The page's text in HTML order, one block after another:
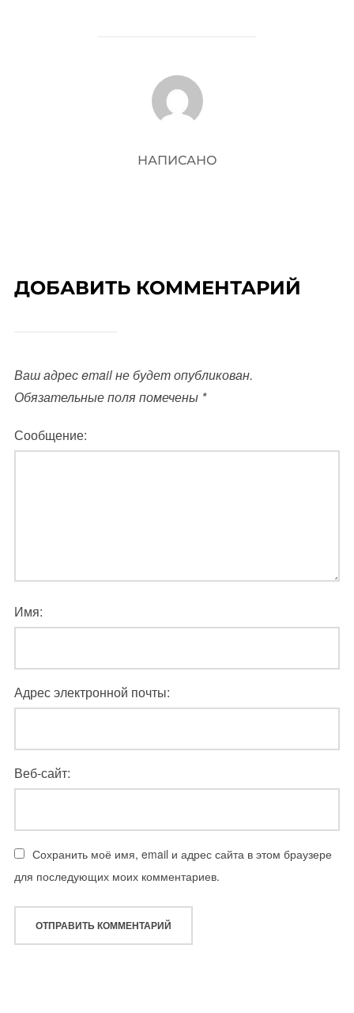
АВТОР ЗАПИСИ
НАПИСАНО
ДОБАВИТЬ КОММЕНТАРИЙ
Ваш адрес email не будет опубликован.
Обязательные поля помечены *
Сообщение:
Имя:
Адрес электронной почты:
Веб-сайт:
Сохранить моё имя, email и адрес сайта в этом браузере
для последующих моих комментариев.